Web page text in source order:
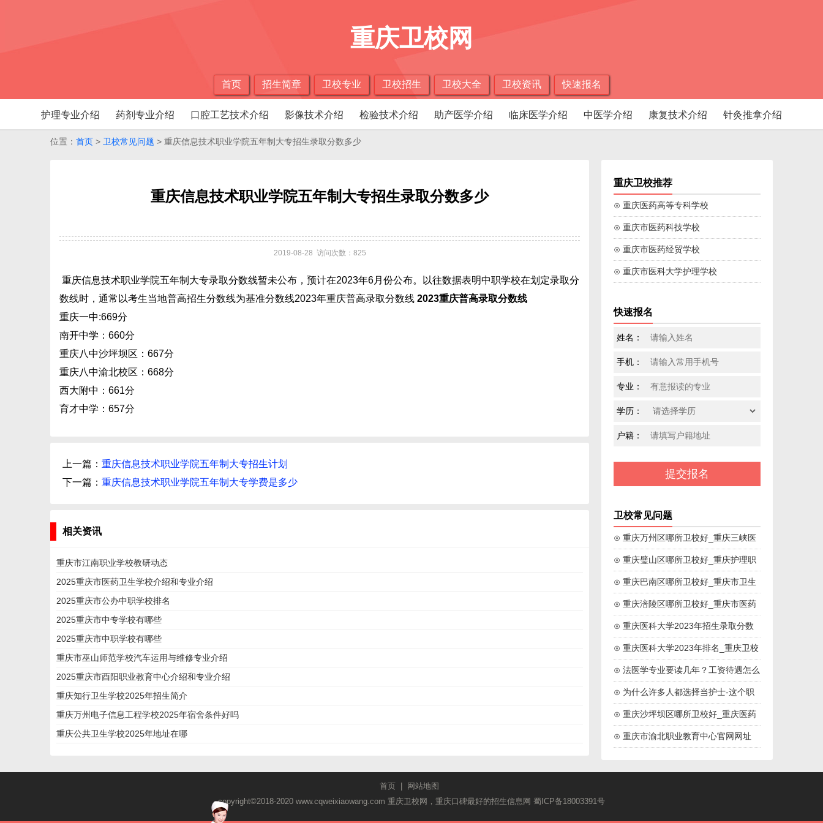
重庆卫校网
首页 招生简章 卫校专业 卫校招生 卫校大全 卫校资讯 快速报名
护理专业介绍 药剂专业介绍 口腔工艺技术介绍 影像技术介绍 检验技术介绍 助产医学介绍 临床医学介绍 中医学介绍 康复技术介绍 针灸推拿介绍
位置： 首页 > 卫校常见问题 > 重庆信息技术职业学院五年制大专招生录取分数多少
重庆信息技术职业学院五年制大专招生录取分数多少
2019-08-28 访问次数：825
重庆信息技术职业学院五年制大专录取分数线暂未公布，预计在2023年6月份公布。以往数据表明中职学校在划定录取分
数线时，通常以考生当地普高招生分数线为基准分数线2023年重庆普高录取分数线 2023重庆普高录取分数线
重庆一中:669分
南开中学：660分
重庆八中沙坪坝区：667分
重庆八中渝北校区：668分
西大附中：661分
育才中学：657分
上一篇： 重庆信息技术职业学院五年制大专招生计划
下一篇： 重庆信息技术职业学院五年制大专学费是多少
相关资讯
重庆市江南职业学校教研动态
2025重庆市医药卫生学校介绍和专业介绍
2025重庆市公办中职学校排名
2025重庆市中专学校有哪些
2025重庆市中职学校有哪些
重庆市巫山师范学校汽车运用与维修专业介绍
2025重庆市酉阳职业教育中心介绍和专业介绍
重庆知行卫生学校2025年招生简介
重庆万州电子信息工程学校2025年宿舍条件好吗
重庆公共卫生学校2025年地址在哪
重庆卫校推荐
⊙ 重庆医药高等专科学校
⊙ 重庆市医药科技学校
⊙ 重庆市医药经贸学校
⊙ 重庆市医科大学护理学校
快速报名
姓名：
手机：
专业：
学历：
户籍：
卫校常见问题
⊙ 重庆万州区哪所卫校好_重庆三峡医
药高等专科院校
⊙ 重庆璧山区哪所卫校好_重庆护理职
业学院
⊙ 重庆巴南区哪所卫校好_重庆市卫生
技工学校
⊙ 重庆涪陵区哪所卫校好_重庆市医药
卫生学校
⊙ 重庆医科大学2023年招生录取分数
线
⊙ 重庆医科大学2023年排名_重庆卫校
排名
⊙ 法医学专业要读几年？工资待遇怎么
样？
⊙ 为什么许多人都选择当护士-这个职
业好吗
⊙ 重庆沙坪坝区哪所卫校好_重庆医药
高等专科学校
⊙ 重庆市渝北职业教育中心官网网址
首页|
网站地图
copyright©2018-2020 www.cqweixiaowang.com 重庆卫校网，重庆口碑最好的招生信息网 蜀ICP备18003391号